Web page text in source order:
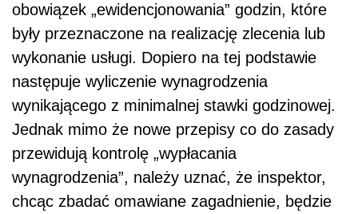
obowiązek „ewidencjonowania” godzin, które
były przeznaczone na realizację zlecenia lub
wykonanie usługi. Dopiero na tej podstawie
następuje wyliczenie wynagrodzenia
wynikającego z minimalnej stawki godzinowej.
Jednak mimo że nowe przepisy co do zasady
przewidują kontrolę „wypłacania
wynagrodzenia”, należy uznać, że inspektor,
chcąc zbadać omawiane zagadnienie, będzie